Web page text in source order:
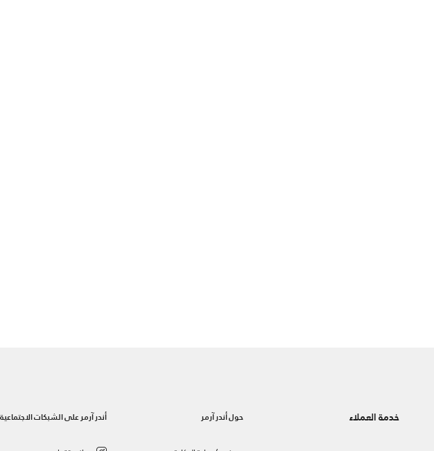
خدمة العملاء حول أندر آرمر أندر آرمر على الشبكات الاجتماعية